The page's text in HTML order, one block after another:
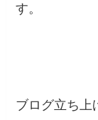
す。
ブログ立ち上